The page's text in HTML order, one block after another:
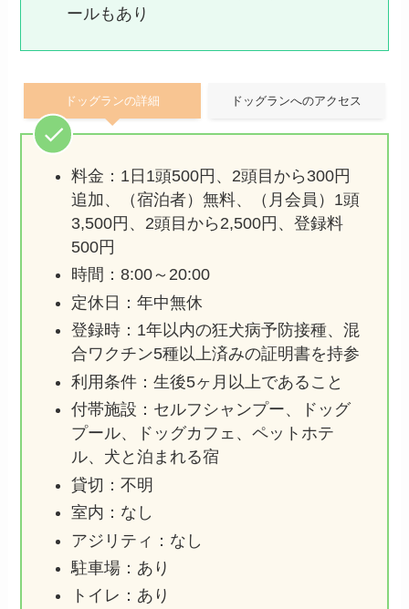
ールもあり
ドッグランの詳細 ドッグランへのアクセス
料金：1日1頭500円、2頭目から300円
追加、（宿泊者）無料、（月会員）1頭
3,500円、2頭目から2,500円、登録料
500円
時間：8:00～20:00
定休日：年中無休
登録時：1年以内の狂犬病予防接種、混
合ワクチン5種以上済みの証明書を持参
利用条件：生後5ヶ月以上であること
付帯施設：セルフシャンプー、ドッグ
プール、ドッグカフェ、ペットホテ
ル、犬と泊まれる宿
貸切：不明
室内：なし
アジリティ：なし
駐車場：あり
トイレ：あり